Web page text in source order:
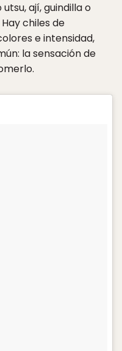
ají, guindilla o
chiles de
e intensidad,
la sensación de